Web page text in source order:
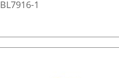
BL7916-1